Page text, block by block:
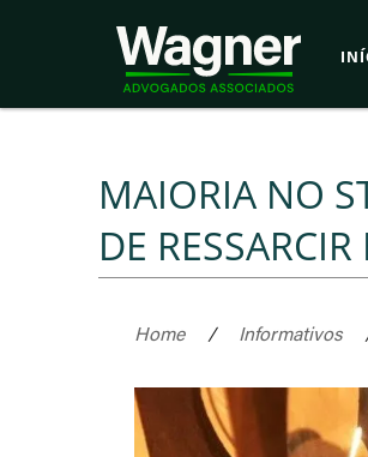
MAIORIA NO
DE
Home / Informativos